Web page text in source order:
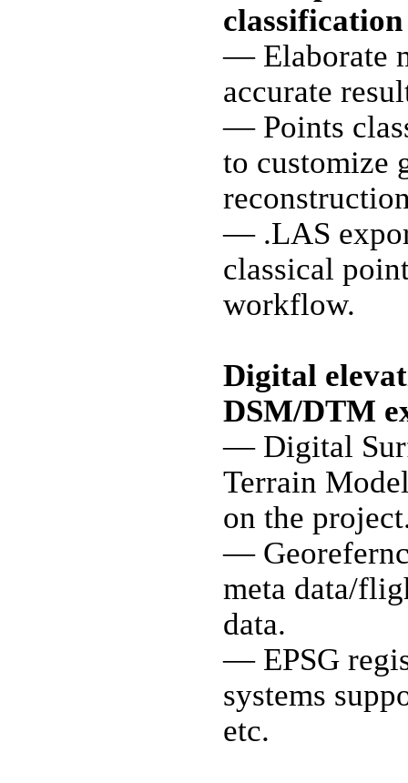
classification
— Elaborate
accurate
— Points
to customize
— .LAS
classical
workflow.
Digital
DSM/DTM
— Digital
Terrain
on the
—
meta data/
data.
— EPSG
systems
etc.